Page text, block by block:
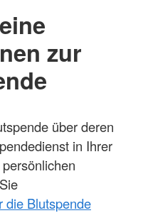
zur
über deren
in Ihrer
die Blutspende